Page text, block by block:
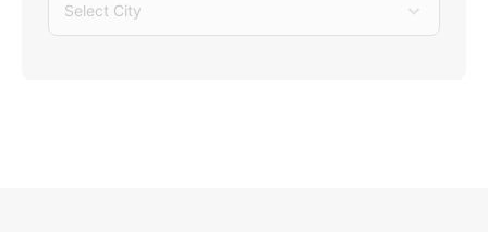
Select City